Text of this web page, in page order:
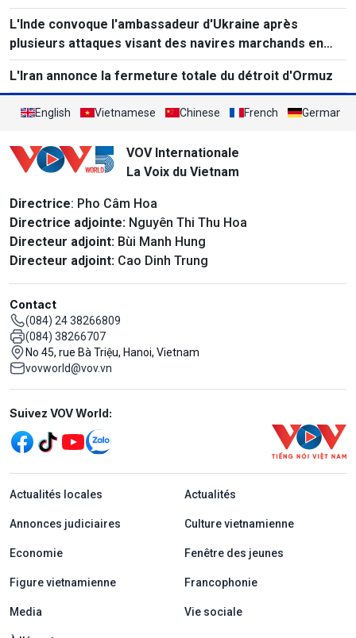
L'Inde convoque l'ambassadeur d'Ukraine après
plusieurs attaques visant des navires marchands en
mer Noire.
L'Iran annonce la fermeture totale du détroit d'Ormuz
English Vietnamese Chinese French German
VOV Internationale
La Voix du Vietnam
Directrice: Pho Câm Hoa
Directrice adjointe: Nguyên Thi Thu Hoa
Directeur adjoint: Bùi Manh Hung
Directeur adjoint: Cao Dinh Trung
Contact
(084) 24 38266809
(084) 38266707
No 45, rue Bà Triệu, Hanoi, Vietnam
vovworld@vov.vn
Mạng xã hội
Suivez VOV World:
menu footer tiếng Pháp
Actualités locales Actualités
Annonces judiciaires Culture vietnamienne
Economie Fenêtre des jeunes
Figure vietnamienne Francophonie
Media Vie sociale